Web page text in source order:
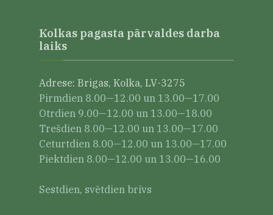
Kolkas pagasta pārvaldes darba
laiks
Adrese: Brigas, Kolka, LV-3275
Pirmdien 8.00—12.00 un 13.00—17.00
Otrdien 9.00—12.00 un 13.00—18.00
Trešdien 8.00—12.00 un 13.00—17.00
Ceturtdien 8.00—12.00 un 13.00—17.00
Piektdien 8.00—12.00 un 13.00—16.00
Sestdien, svētdien brīvs